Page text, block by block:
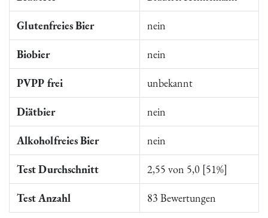
Glutenfreies Bier nein
Biobier nein
PVPP frei unbekannt
Diätbier nein
Alkoholfreies Bier nein
Test Durchschnitt 2,55 von 5,0 [51%]
Test Anzahl 83 Bewertungen